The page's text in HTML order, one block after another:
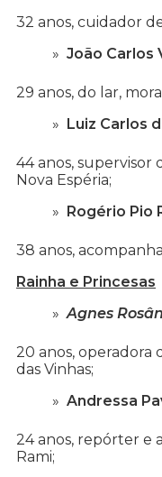
32 anos, cuidador
João Carlos
29 anos, do lar,
Luiz Carlos
44 anos, supervisor
Nova Espéria;
Rogério Pio
38 anos,
Rainha e Princesas
Agnes
20 anos, operadora
das Vinhas;
Andressa
24 anos, repórter e
Rami;